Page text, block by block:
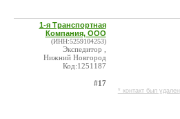
1-я Транспортная
Компания, ООО
(ИНН:5259104253)
Экспедитор ,
Нижний Новгород
Код:1251187
#17
* контакт был удален